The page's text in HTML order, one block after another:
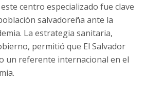
centro especializado fue clave
salvadoreña ante la
La estrategia sanitaria,
permitió que El Salvador
un referente internacional en el